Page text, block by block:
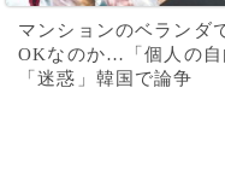
マンションのベランダ
OKなのか…「個人の自
「迷惑」韓国で論争